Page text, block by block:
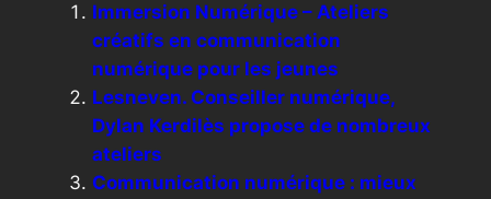
Immersion Numérique – Ateliers
créatifs en communication
numérique pour les jeunes
Lesneven. Conseiller numérique,
Dylan Kerdilès propose de nombreux
ateliers
Communication numérique : mieux